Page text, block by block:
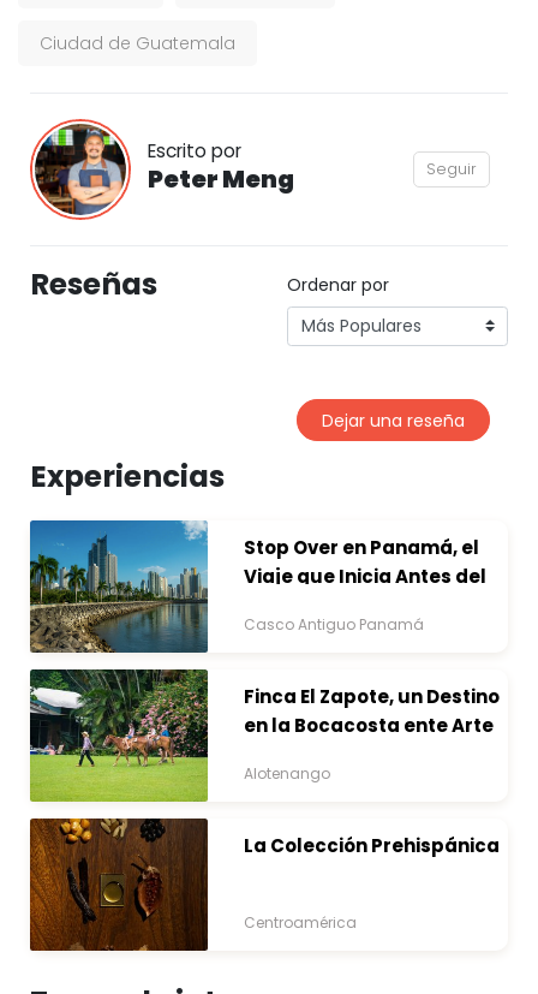
Ciudad de Guatemala
Escrito por
Peter Meng Seguir
Reseñas Ordenar por
Dejar una reseña
Experiencias
Stop Over en Panamá, el
Viaje que Inicia Antes del
Casco Antiguo Panamá
Finca El Zapote, un Destino
en la Bocacosta ente Arte
Alotenango
La Colección Prehispánica
Centroamérica